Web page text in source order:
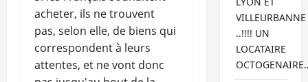
acheter, ils ne trouvent
pas, selon elle, de biens qui
correspondent à leurs
attentes, et ne vont donc
VILLEURBANNE
..!!!! UN
LOCATAIRE